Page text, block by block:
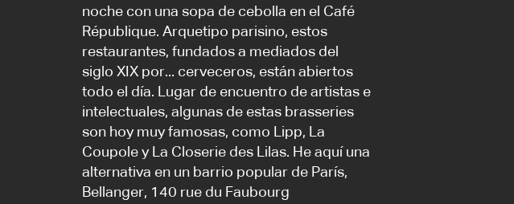
noche con una sopa de cebolla en el Café
République. Arquetipo parisino, estos
restaurantes, fundados a mediados del
siglo XIX por... cerveceros, están abiertos
todo el día. Lugar de encuentro de artistas e
intelectuales, algunas de estas brasseries
son hoy muy famosas, como Lipp, La
Coupole y La Closerie des Lilas. He aquí una
alternativa en un barrio popular de París,
Bellanger, 140 rue du Faubourg